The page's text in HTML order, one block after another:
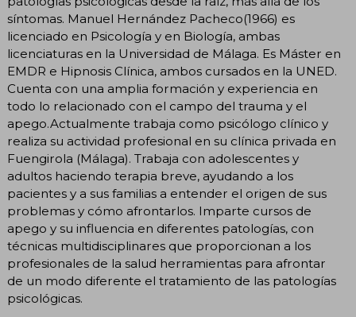
síntomas. Manuel Hernández Pacheco(1966) es
licenciado en Psicología y en Biología, ambas
licenciaturas en la Universidad de Málaga. Es Máster en
EMDR e Hipnosis Clínica, ambos cursados en la UNED.
Cuenta con una amplia formación y experiencia en
todo lo relacionado con el campo del trauma y el
apego.Actualmente trabaja como psicólogo clínico y
realiza su actividad profesional en su clínica privada en
Fuengirola (Málaga). Trabaja con adolescentes y
adultos haciendo terapia breve, ayudando a los
pacientes y a sus familias a entender el origen de sus
problemas y cómo afrontarlos. Imparte cursos de
apego y su influencia en diferentes patologías, con
técnicas multidisciplinares que proporcionan a los
profesionales de la salud herramientas para afrontar
de un modo diferente el tratamiento de las patologías
psicológicas.